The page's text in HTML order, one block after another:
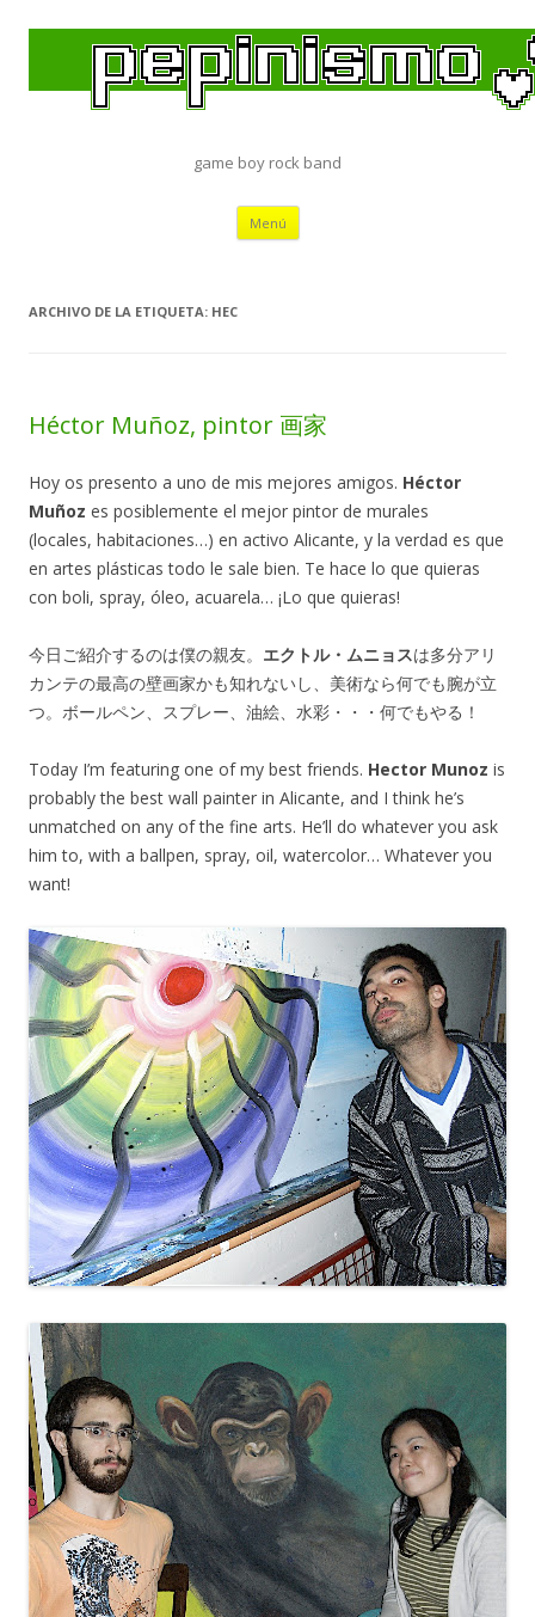
game boy rock band
Menú Saltar
contenido
ARCHIVO DE LA ETIQUETA: HEC
Héctor Muñoz, pintor 画家
Hoy os presento a uno de mis mejores amigos. Héctor
Muñoz es posiblemente el mejor pintor de murales
(locales, habitaciones…) en activo Alicante, y la verdad es que
en artes plásticas todo le sale bien. Te hace lo que quieras
con boli, spray, óleo, acuarela… ¡Lo que quieras!
今日ご紹介するのは僕の親友。 エクトル・ムニョスは多分アリ
カンテの最高の壁画家かも知れないし、美術なら何でも腕が立
つ。ボールペン、スプレー、油絵、水彩・・・何でもやる！
Today I’m featuring one of my best friends. Hector Munoz is
probably the best wall painter in Alicante, and I think he’s
unmatched on any of the fine arts. He’ll do whatever you ask
him to, with a ballpen, spray, oil, watercolor… Whatever you
want!